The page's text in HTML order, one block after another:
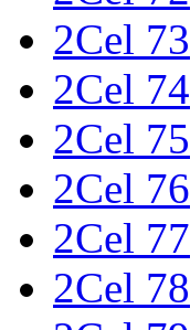
2Cel 73
2Cel 74
2Cel 75
2Cel 76
2Cel 77
2Cel 78